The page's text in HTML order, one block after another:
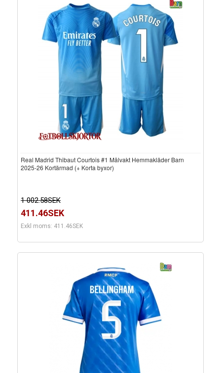
Real Madrid Thibaut Courtois #1 Målvakt Hemmakläder Barn
2025-26 Kortärmad (+ Korta byxor)
1 002.58SEK
411.46SEK
Exkl moms: 411.46SEK